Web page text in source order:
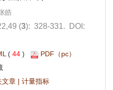
): 328-331. DOI:
44 )
|